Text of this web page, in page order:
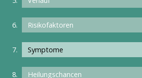
Risikofaktoren
Symptome
Heilungschancen